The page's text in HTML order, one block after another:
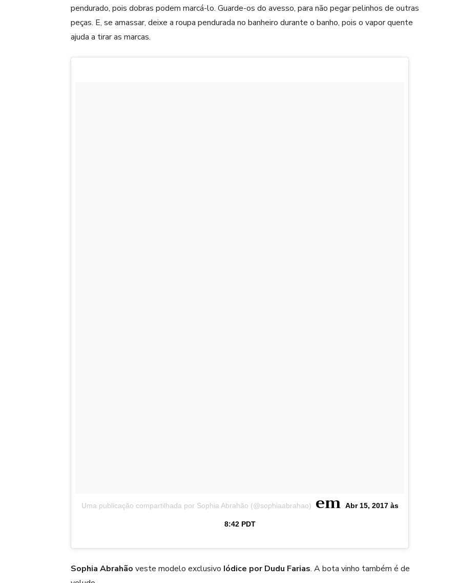
pendurado, pois dobras podem marcá-lo. Guarde-os do avesso, para não pegar pelinhos de outras
peças. E, se amassar, deixe a roupa pendurada no banheiro durante o banho, pois o vapor quente
ajuda a tirar as marcas.
Uma publicação compartilhada por Sophia Abrahão (@sophiaabrahao) em Abr 15, 2017 às
8:42 PDT
Sophia Abrahão veste modelo exclusivo Iódice por Dudu Farias. A bota vinho também é de